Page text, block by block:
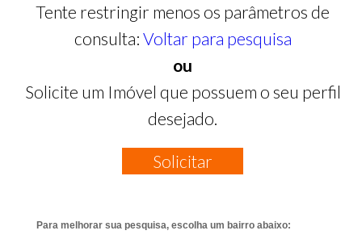
Tente restringir menos os parâmetros de
consulta: Voltar para pesquisa
ou
Solicite um Imóvel que possuem o seu perfil
desejado.
Solicitar
Para melhorar sua pesquisa, escolha um bairro abaixo: